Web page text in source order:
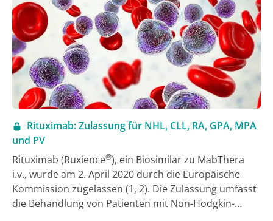
Rituximab: Zulassung für NHL, CLL, RA, GPA, MPA
und PV
Rituximab (Ruxience®), ein Biosimilar zu MabThera
i.v., wurde am 2. April 2020 durch die Europäische
Kommission zugelassen (1, 2). Die Zulassung umfasst
die Behandlung von Patienten mit Non-Hodgkin-